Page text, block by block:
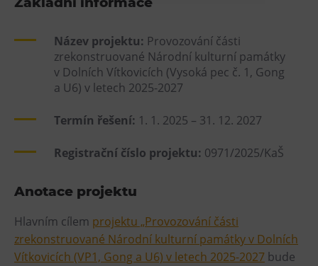
HopJump
Lezecká stěna
Národní zemědělské muzeum
Dolní Vítkovice
Hornické muzeum
Občerstvení
Název projektu: Provozování části
zrekonstruované Národní kulturní památky
v Dolních Vítkovicích (Vysoká pec č. 1, Gong
a U6) v letech 2025-2027
Termín řešení: 1. 1. 2025 – 31. 12. 2027
Registrační číslo projektu: 0971/2025/KaŠ
Anotace projektu
Hlavním cílem projektu „Provozování části
zrekonstruované Národní kulturní památky v Dolních
Vítkovicích (VP1, Gong a U6) v letech 2025-2027 bude